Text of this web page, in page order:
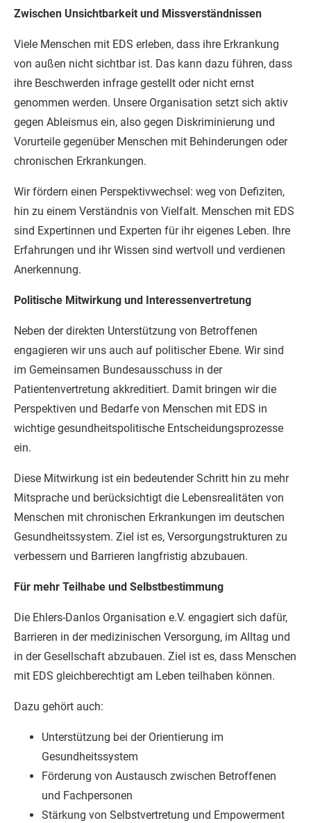
Zwischen Unsichtbarkeit und Missverständnissen
Viele Menschen mit EDS erleben, dass ihre Erkrankung
von außen nicht sichtbar ist. Das kann dazu führen, dass
ihre Beschwerden infrage gestellt oder nicht ernst
genommen werden. Unsere Organisation setzt sich aktiv
gegen Ableismus ein, also gegen Diskriminierung und
Vorurteile gegenüber Menschen mit Behinderungen oder
chronischen Erkrankungen.
Wir fördern einen Perspektivwechsel: weg von Defiziten,
hin zu einem Verständnis von Vielfalt. Menschen mit EDS
sind Expertinnen und Experten für ihr eigenes Leben. Ihre
Erfahrungen und ihr Wissen sind wertvoll und verdienen
Anerkennung.
Politische Mitwirkung und Interessenvertretung
Neben der direkten Unterstützung von Betroffenen
engagieren wir uns auch auf politischer Ebene. Wir sind
im Gemeinsamen Bundesausschuss in der
Patientenvertretung akkreditiert. Damit bringen wir die
Perspektiven und Bedarfe von Menschen mit EDS in
wichtige gesundheitspolitische Entscheidungsprozesse
ein.
Diese Mitwirkung ist ein bedeutender Schritt hin zu mehr
Mitsprache und berücksichtigt die Lebensrealitäten von
Menschen mit chronischen Erkrankungen im deutschen
Gesundheitssystem. Ziel ist es, Versorgungstrukturen zu
verbessern und Barrieren langfristig abzubauen.
Für mehr Teilhabe und Selbstbestimmung
Die Ehlers-Danlos Organisation e.V. engagiert sich dafür,
Barrieren in der medizinischen Versorgung, im Alltag und
in der Gesellschaft abzubauen. Ziel ist es, dass Menschen
mit EDS gleichberechtigt am Leben teilhaben können.
Dazu gehört auch:
Unterstützung bei der Orientierung im
Gesundheitssystem
Förderung von Austausch zwischen Betroffenen
und Fachpersonen
Stärkung von Selbstvertretung und Empowerment